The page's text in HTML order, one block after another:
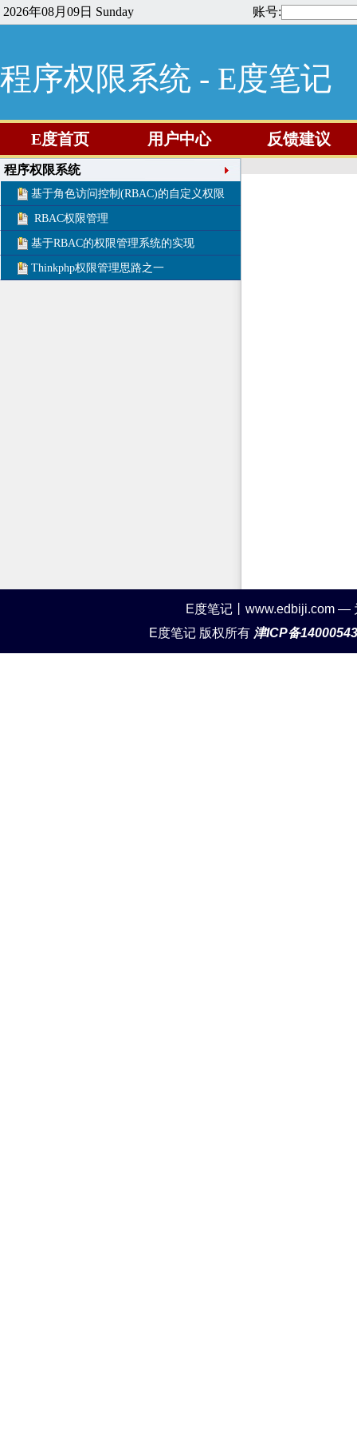
2026年08月09日 Sunday 账号:
程序权限系统 - E度笔记
E度首页 用户中心 反馈建议
程序权限系统
基于角色访问控制(RBAC)的自定义权限
RBAC权限管理
基于RBAC的权限管理系统的实现
Thinkphp权限管理思路之一
E度笔记丨www.edbiji.com
E度笔记 版权所有 津ICP备